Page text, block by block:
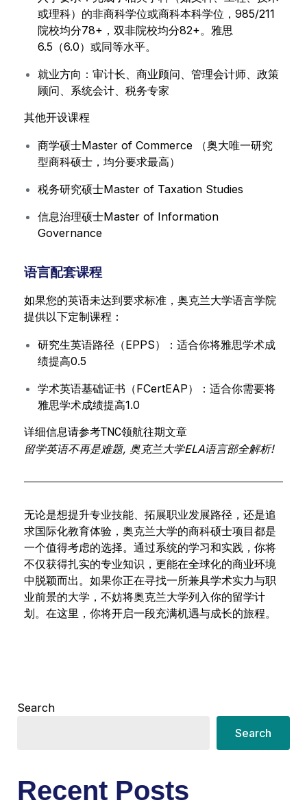
或理科）的非商科学位或商科本科学位，985/211
院校均分78+，双非院校均分82+。雅思
6.5（6.0）或同等水平。
就业方向：审计长、商业顾问、管理会计师、政策
顾问、系统会计、税务专家
其他开设课程
商学硕士Master of Commerce （奥大唯一研究
型商科硕士，均分要求最高）
税务研究硕士Master of Taxation Studies
信息治理硕士Master of Information
Governance
语言配套课程
如果您的英语未达到要求标准，奥克兰大学语言学院
提供以下定制课程：
研究生英语路径（EPPS）：适合你将雅思学术成
绩提高0.5
学术英语基础证书（FCertEAP）：适合你需要将
雅思学术成绩提高1.0
详细信息请参考TNC领航往期文章
留学英语不再是难题, 奥克兰大学ELA语言部全解析!
无论是想提升专业技能、拓展职业发展路径，还是追
求国际化教育体验，奥克兰大学的商科硕士项目都是
一个值得考虑的选择。通过系统的学习和实践，你将
不仅获得扎实的专业知识，更能在全球化的商业环境
中脱颖而出。如果你正在寻找一所兼具学术实力与职
业前景的大学，不妨将奥克兰大学列入你的留学计
划。在这里，你将开启一段充满机遇与成长的旅程。
Search
Search
Recent Posts